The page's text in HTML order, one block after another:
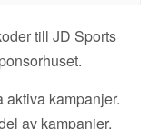
till JD Sports
aktiva kampanjer.
av kampanjer,